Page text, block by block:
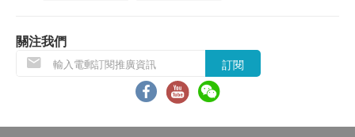
紅血球平均濃度
嗜酸性白血球
血小板數目
注意：診所之辦公時間隻作參考，如有更改，恕不另
行通知。如有需要，請於預約時與診所查詢。
關注我們
訂閱